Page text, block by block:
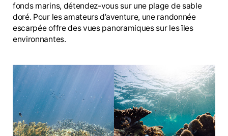
fonds marins, détendez-vous sur une plage de sable
doré. Pour les amateurs d’aventure, une randonnée
escarpée offre des vues panoramiques sur les îles
environnantes.